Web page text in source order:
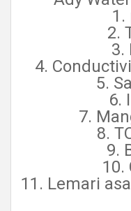
1.
2.
3.
4.
5.
6.
7.
8.
9.
10.
11. Lemari